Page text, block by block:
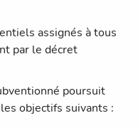
assignés à tous
par le décret
poursuit
objectifs suivants :